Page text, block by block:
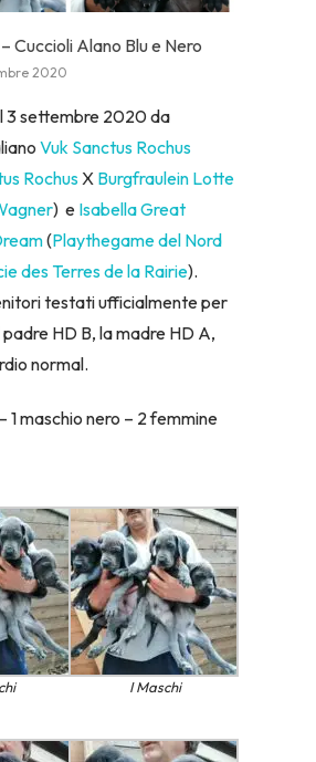
Cuccioli Alano Blu e Nero
2020
3 settembre 2020 da
Vuk Sanctus Rochus
Rochus X Burgfraulein Lotte
) e Isabella Great
(Playthegame del Nord
des Terres de la Rairie).
testati ufficialmente per
padre HD B, la madre HD A,
normal.
1 maschio nero – 2 femmine
I Maschi